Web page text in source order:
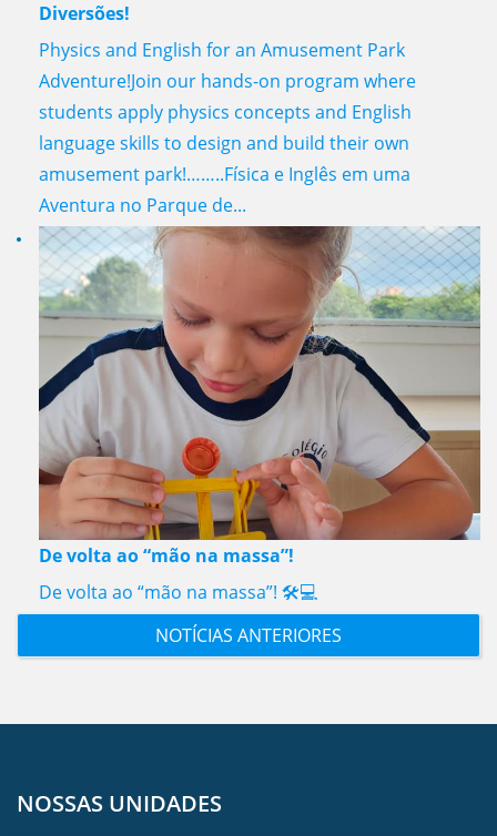
Diversões!
Physics and English for an Amusement Park
Adventure!Join our hands-on program where
students apply physics concepts and English
language skills to design and build their own
amusement park!……..Física e Inglês em uma
Aventura no Parque de...
De volta ao “mão na massa”!
De volta ao “mão na massa”! 🛠️💻
NOTÍCIAS ANTERIORES
NOSSAS UNIDADES